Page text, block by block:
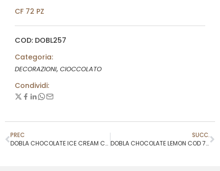
CF 72 PZ
COD: DOBL257
Categoria:
DECORAZIONI, CIOCCOLATO
Condividi:
PREC
DOBLA CHOCOLATE ICE CREAM COD.78446
SUCC.
DOBLA CHOCOLATE LEMON COD 77312